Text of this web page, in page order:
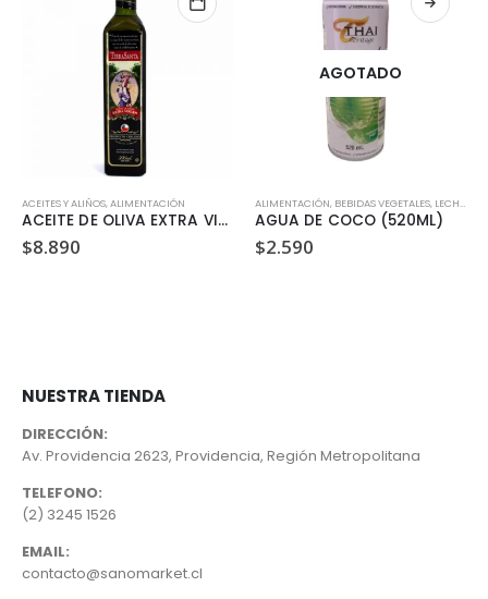
ACEITES Y ALIÑOS,ALIMENTACIÓN
ACEITE DE OLIVA EXTRA VIRGEN TERRASANTA 500ML
$8.890
AGOTADO
ALIMENTACIÓN, BEBIDAS VEGETALES, LECHES Y JUGOS
AGUA DE COCO (520ML)
$2.590
NUESTRA TIENDA
DIRECCIÓN:
Av. Providencia 2623, Providencia, Región Metropolitana
TELEFONO:
(2) 3245 1526
EMAIL:
contacto@sanomarket.cl